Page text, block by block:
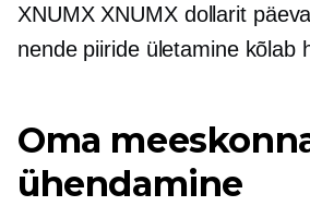
XNUMX XNUMX dollarit
nende piiride ületamine kõlab
Oma
ühendamine